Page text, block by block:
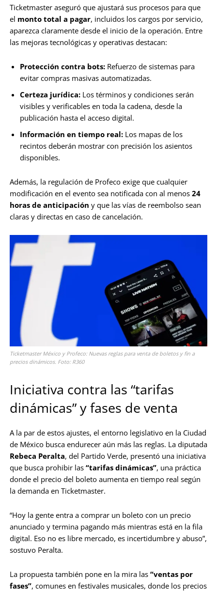
Ticketmaster aseguró que ajustará sus procesos para que
el monto total a pagar, incluidos los cargos por servicio,
aparezca claramente desde el inicio de la operación. Entre
las mejoras tecnológicas y operativas destacan:
Protección contra bots: Refuerzo de sistemas para
evitar compras masivas automatizadas.
Certeza jurídica: Los términos y condiciones serán
visibles y verificables en toda la cadena, desde la
publicación hasta el acceso digital.
Información en tiempo real: Los mapas de los
recintos deberán mostrar con precisión los asientos
disponibles.
Además, la regulación de Profeco exige que cualquier
modificación en el evento sea notificada con al menos 24
horas de anticipación y que las vías de reembolso sean
claras y directas en caso de cancelación.
Ticketmaster México y Profeco: Nuevas reglas para venta de boletos y fin a
precios dinámicos. Foto: R360
Iniciativa contra las “tarifas
dinámicas” y fases de venta
A la par de estos ajustes, el entorno legislativo en la Ciudad
de México busca endurecer aún más las reglas. La diputada
Rebeca Peralta, del Partido Verde, presentó una iniciativa
que busca prohibir las “tarifas dinámicas”, una práctica
donde el precio del boleto aumenta en tiempo real según
la demanda en Ticketmaster.
“Hoy la gente entra a comprar un boleto con un precio
anunciado y termina pagando más mientras está en la fila
digital. Eso no es libre mercado, es incertidumbre y abuso”,
sostuvo Peralta.
La propuesta también pone en la mira las “ventas por
fases”, comunes en festivales musicales, donde los precios